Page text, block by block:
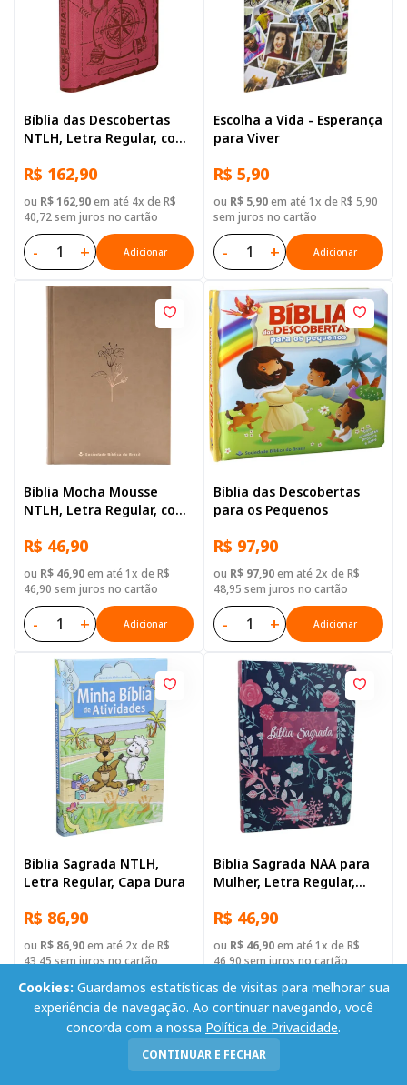
Bíblia das Descobertas
NTLH, Letra Regular, com
Sintético Rosa
R$ 162,90
ou R$ 162,90em até 4x de R$
40,72 sem juros no cartão
- + Adicionar
Escolha a Vida - Esperança
para Viver
R$ 5,90
ou R$ 5,90em até 1x de R$ 5,90
sem juros no cartão
- + Adicionar
Bíblia Mocha Mousse
NTLH, Letra Regular, com
Ilustrada: Terracota
R$ 46,90
ou R$ 46,90em até 1x de R$
46,90 sem juros no cartão
- + Adicionar
Bíblia das Descobertas
para os Pequenos
R$ 97,90
ou R$ 97,90em até 2x de R$
48,95 sem juros no cartão
- + Adicionar
Bíblia Sagrada NTLH,
Letra Regular, Capa Dura
R$ 86,90
ou R$ 86,90em até 2x de R$
43,45 sem juros no cartão
- + Adicionar
Bíblia Sagrada NAA para
Mulher, Letra Regular,
Florida
R$ 46,90
ou R$ 46,90em até 1x de R$
46,90 sem juros no cartão
- + Adicionar
Cookies: Guardamos estatísticas de visitas para melhorar sua
experiência de navegação. Ao continuar navegando, você
concorda com a nossa Política de Privacidade.
CONTINUAR E FECHAR